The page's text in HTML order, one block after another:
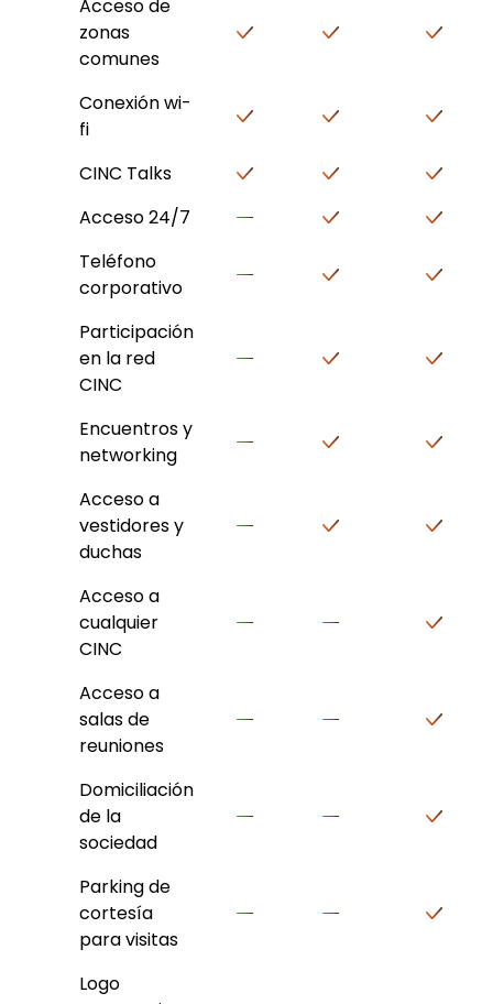
Acceso de
zonas
comunes
Conexión wi-
fi
CINC Talks
Acceso 24/7
Teléfono
corporativo
Participación
en la red
CINC
Encuentros y
networking
Acceso a
vestidores y
duchas
Acceso a
cualquier
CINC
Acceso a
salas de
reuniones
Domiciliación
de la
sociedad
Parking de
cortesía
para visitas
Logo